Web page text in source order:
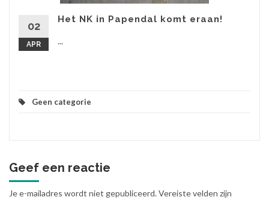
02
APR
Het NK in Papendal komt eraan!
...
Geen categorie
Geef een reactie
Je e-mailadres wordt niet gepubliceerd.Vereiste velden zijn